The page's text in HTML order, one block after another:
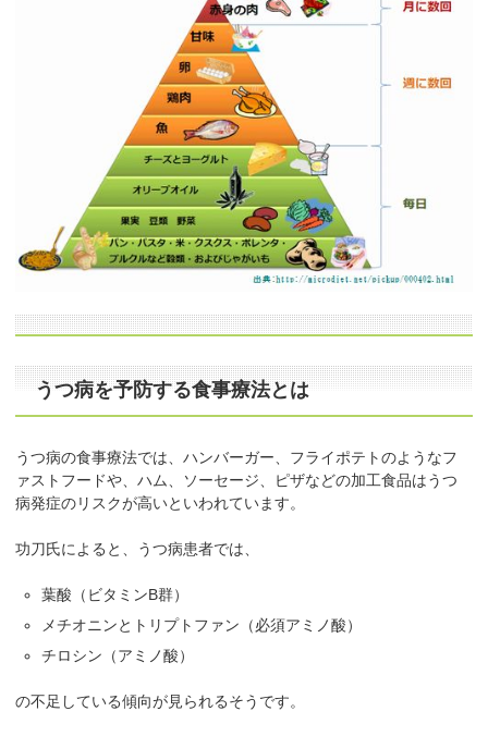
うつ病を予防する食事療法とは
うつ病の食事療法では、ハンバーガー、フライポテトのようなフ
ァストフードや、ハム、ソーセージ、ピザなどの加工食品はうつ
病発症のリスクが高いといわれています。
功刀氏によると、うつ病患者では、
葉酸（ビタミンB群）
メチオニンとトリプトファン（必須アミノ酸）
チロシン（アミノ酸）
の不足している傾向が見られるそうです。